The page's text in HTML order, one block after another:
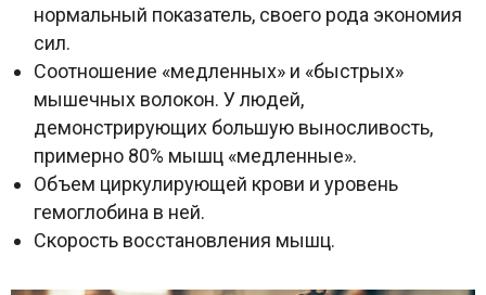
нормальный показатель, своего рода экономия
сил.
Соотношение «медленных» и «быстрых»
мышечных волокон. У людей,
демонстрирующих большую выносливость,
примерно 80% мышц «медленные».
Объем циркулирующей крови и уровень
гемоглобина в ней.
Скорость восстановления мышц.